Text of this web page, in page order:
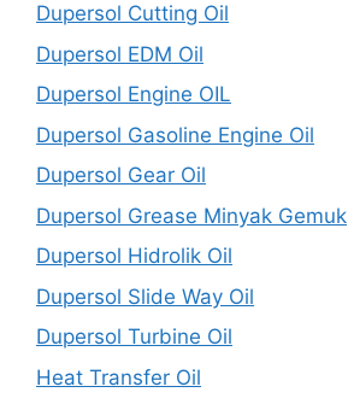
Dupersol Cutting Oil
Dupersol EDM Oil
Dupersol Engine OIL
Dupersol Gasoline Engine Oil
Dupersol Gear Oil
Dupersol Grease Minyak Gemuk
Dupersol Hidrolik Oil
Dupersol Slide Way Oil
Dupersol Turbine Oil
Heat Transfer Oil